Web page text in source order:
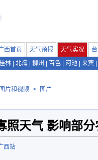
西首页 天气预报 天气实况
林 北海 柳州 百色 河池 来宾
片和视频 > 图片
照天气 影响部
西站